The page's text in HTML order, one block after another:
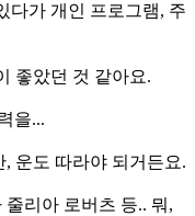
다가 개인 프로그램, 주
좋았던 것 같아요.
을...
운도 따라야 되거든요.
리아 로버츠 등.. 뭐,